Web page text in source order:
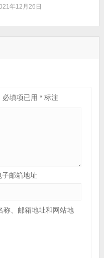
年12月26日
必填项已用 *标注
子邮箱地址
称、邮箱地址和网站地